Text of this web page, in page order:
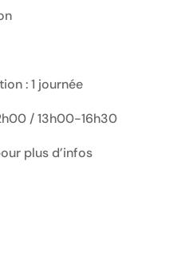
: 1 journée
/ 13h00-16h30
plus d’infos